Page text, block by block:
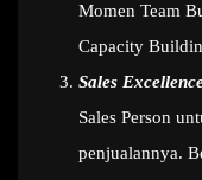
Momen Team
Capacity
Sales
Sales Person
penjualannya.